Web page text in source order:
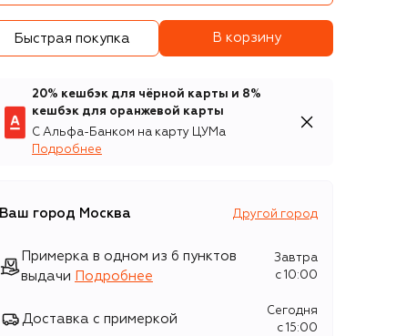
Быстрая покупка В корзину
20% кешбэк для чёрной карты и 8%
кешбэк для оранжевой карты
С Альфа-Банком на карту ЦУМа
Подробнее
Ваш город Москва Другой город
Примерка в одном из 6 пунктов
выдачи
Подробнее
Завтра
c 10:00
Доставка с примеркой
Сегодня
c 15:00